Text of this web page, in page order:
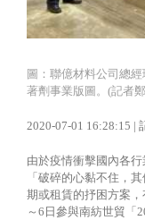
圖：聯億材料公司總
著劑事業版圖。(記者
2020-07-01 16:28:15 |
由於疫情衝擊國內各
「破碎的心黏不住，
期或租賃的抒困方案
～6日參與南紡世貿「